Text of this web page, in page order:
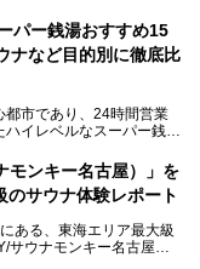
てきた施設だからこそ、
びている人も多いのでは
前からじっくり構想を練
の充実度は想像以上。
リアや10の浴槽、40人収
盤浴やリラクゼーション
れ変わりました。
くなった「スパアクアス
パー銭湯おすすめ15
ナなど目的別に徹底比
都市であり、24時間営業
イレベルなスーパー銭湯
身ともにリセットした
ラダラ過ごしたい」「コ
モンキー名古屋）」を
のサウナ体験レポート
ある、東海エリア最大級
ウナモンキー名古屋」